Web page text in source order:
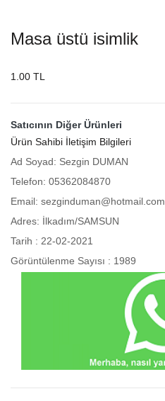
Masa üstü isimlik
1.00 TL
Satıcının Diğer Ürünleri
Ürün Sahibi İletişim Bilgileri
Ad Soyad: Sezgin DUMAN
Telefon: 05362084870
Email: sezginduman@hotmail.com
Adres: İlkadım/SAMSUN
Tarih : 22-02-2021
Görüntülenme Sayısı : 1989